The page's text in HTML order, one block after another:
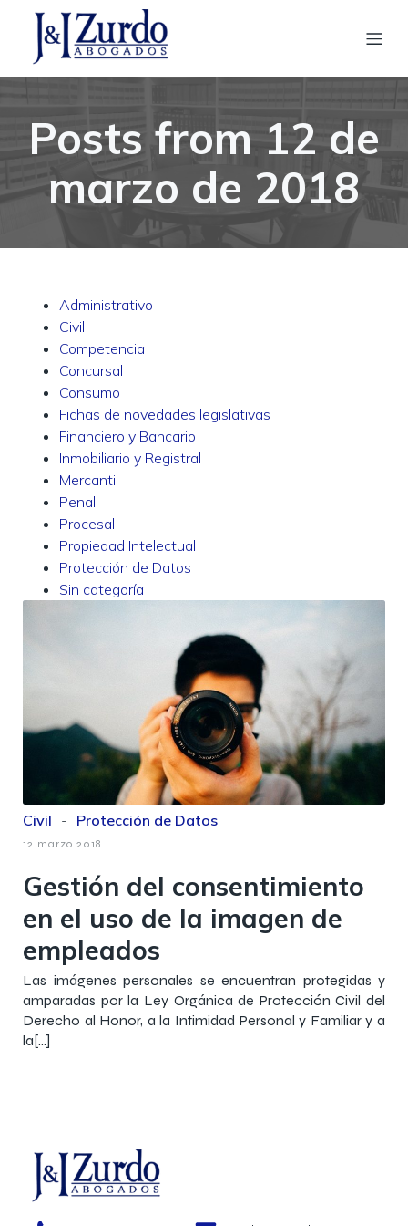
Posts from 12 de
marzo de 2018
Administrativo
Civil
Competencia
Concursal
Consumo
Fichas de novedades legislativas
Financiero y Bancario
Inmobiliario y Registral
Mercantil
Penal
Procesal
Propiedad Intelectual
Protección de Datos
Sin categoría
Civil - Protección de Datos
12 marzo 2018
Gestión del consentimiento
en el uso de la imagen de
empleados
Las imágenes personales se encuentran protegidas y
amparadas por la Ley Orgánica de Protección Civil del
Derecho al Honor, a la Intimidad Personal y Familiar y a
la[…]